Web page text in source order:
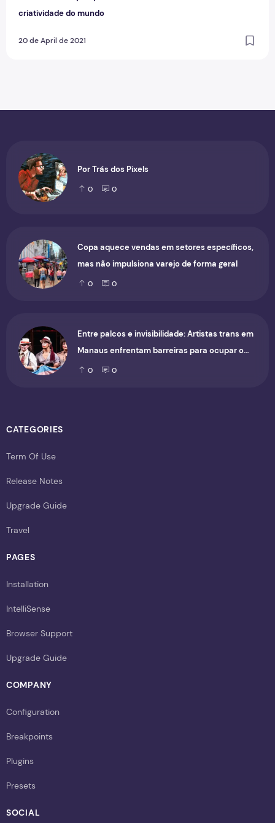
criatividade do mundo
20 de April de 2021
Por Trás dos Pixels
0 0
Copa aquece vendas em setores específicos,
mas não impulsiona varejo de forma geral
0 0
Entre palcos e invisibilidade: Artistas trans em
Manaus enfrentam barreiras para ocupar o
cenário cultural
0 0
CATEGORIES
Term Of Use
Release Notes
Upgrade Guide
Travel
PAGES
Installation
IntelliSense
Browser Support
Upgrade Guide
COMPANY
Configuration
Breakpoints
Plugins
Presets
SOCIAL